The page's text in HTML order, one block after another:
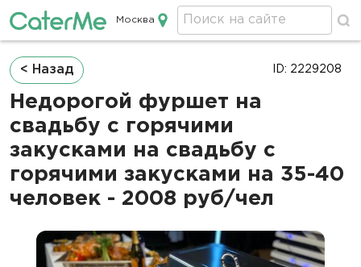
Кейтеринг в Москве
Москва
Строка
навигации
< Назад
Недорогой фуршет на
свадьбу с горячими
закусками на свадьбу с
горячими закусками на 35-40
человек - 2008 руб/чел
ID: 2229208